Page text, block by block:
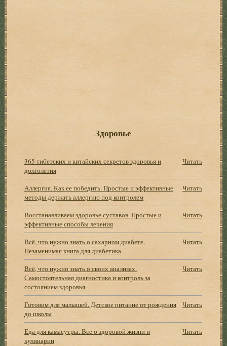
Здоровье
365 тибетских и китайских секретов здоровья и
долголетия
Читать
Аллергия. Как ее победить. Простые и эффективные
методы держать аллергию под контролем
Читать
Восстанавливаем здоровье суставов. Простые и
эффективные способы лечения
Читать
Всё, что нужно знать о сахарном диабете.
Незаменимая книга для диабетика
Читать
Всё, что нужно знать о своих анализах.
Самостоятельная диагностика и контроль за
состоянием здоровья
Читать
Готовим для малышей. Детское питание от рождения
до школы
Читать
Еда для камасутры. Все о здоровой жизни и
кулинарии
Читать